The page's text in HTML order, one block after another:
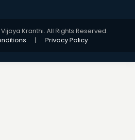
Kranthi. All Rights Reserved.
| Privacy Policy